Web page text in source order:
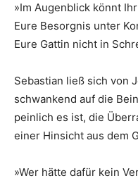
»Im Augenblick könnt
Eure Besorgnis unter
Eure Gattin nicht in
Sebastian ließ sich von
schwankend auf die
peinlich es ist, die
einer Hinsicht aus dem
»Wer hätte dafür kein